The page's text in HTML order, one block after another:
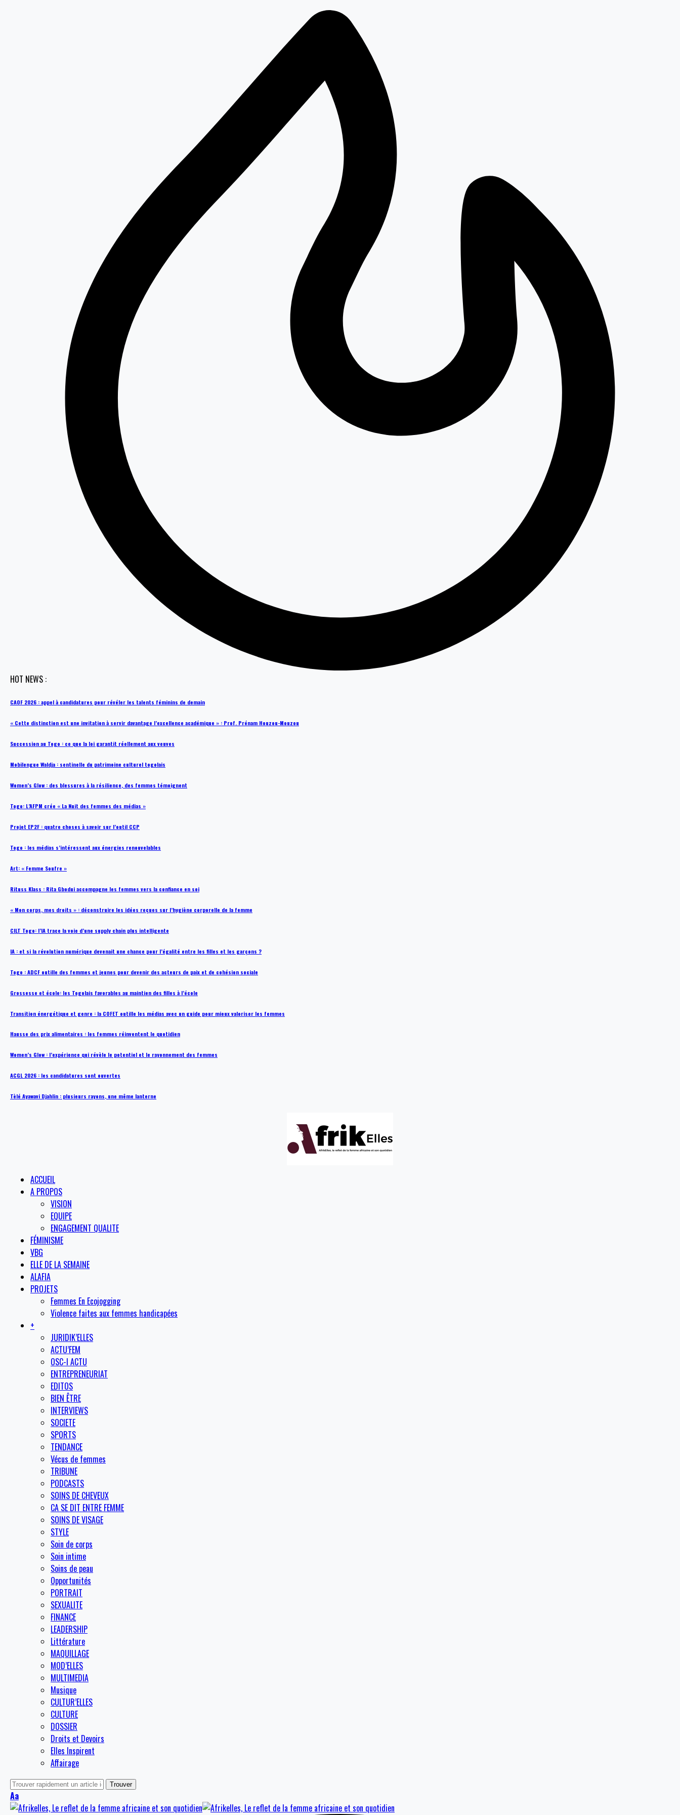
HOT NEWS :
CAOF 2026 : appel à candidatures pour révéler les talents féminins de demain
« Cette distinction est une invitation à servir davantage l’excellence académique » : Prof. Prénam Houzou-Mouzou
Succession au Togo : ce que la loi garantit réellement aux veuves
Mobilengue Waldja : sentinelle du patrimoine culturel togolais
Women’s Glow : des blessures à la résilience, des femmes témoignent
Togo: L’AFPM crée « La Nuit des femmes des médias »
Projet EP2F : quatre choses à savoir sur l’outil CCP
Togo : les médias s’intéressent aux énergies renouvelables
Art: « Femme Soufre »
Rituss Klass : Rita Gbodui accompagne les femmes vers la confiance en soi
« Mon corps, mes droits » : déconstruire les idées reçues sur l’hygiène corporelle de la femme
CILT Togo: l’IA trace la voie d’une supply chain plus intelligente
IA : et si la révolution numérique devenait une chance pour l’égalité entre les filles et les garçons ?
Togo : ADCF outille des femmes et jeunes pour devenir des acteurs de paix et de cohésion sociale
Grossesse et école: les Togolais favorables au maintien des filles à l’école
Transition énergétique et genre : la COFET outille les médias avec un guide pour mieux valoriser les femmes
Hausse des prix alimentaires : les femmes réinventent le quotidien
Women’s Glow : l’expérience qui révèle le potentiel et le rayonnement des femmes
ACGL 2026 : les candidatures sont ouvertes
Tèlé Ayawavi Djahlin : plusieurs rayons, une même lanterne
ACCUEIL
A PROPOS
VISION
EQUIPE
ENGAGEMENT QUALITE
FÉMINISME
VBG
ELLE DE LA SEMAINE
ALAFIA
PROJETS
Femmes En Ecojogging
Violence faites aux femmes handicapées
+
JURIDIK’ELLES
ACTU’FEM
OSC-I ACTU
ENTREPRENEURIAT
EDITOS
BIEN ÊTRE
INTERVIEWS
SOCIETE
SPORTS
TENDANCE
Vécus de femmes
TRIBUNE
PODCASTS
SOINS DE CHEVEUX
CA SE DIT ENTRE FEMME
SOINS DE VISAGE
STYLE
Soin de corps
Soin intime
Soins de peau
Opportunités
PORTRAIT
SEXUALITE
FINANCE
LEADERSHIP
Littérature
MAQUILLAGE
MOD’ELLES
MULTIMEDIA
Musique
CULTUR’ELLES
CULTURE
DOSSIER
Droits et Devoirs
Elles Inspirent
Affairage
Aa